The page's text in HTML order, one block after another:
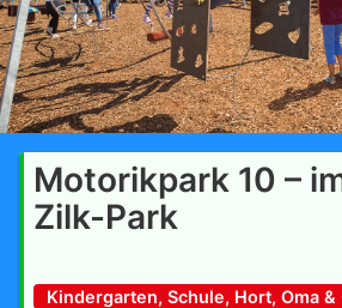
Motorikpark 10 –
Zilk-Park
Kindergarten, Schule, Hort, Oma &